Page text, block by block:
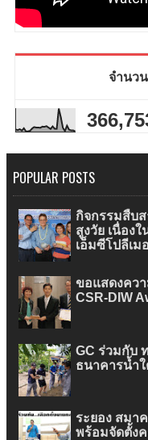
จำนว
POPULAR POSTS
กิจกรรมสืบ
สูงวัย เนื่อง
เอ็มซีโปลีเม
ขอแสดงคว
CSR-DIW
GC ร่วมกับ
ธนาคารน้ำ
ระยอง สมา
พร้อมจัดตั้ง